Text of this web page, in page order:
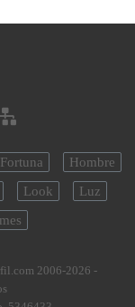
Fortuna
Hombre
Look
Luz
2006-2026 -